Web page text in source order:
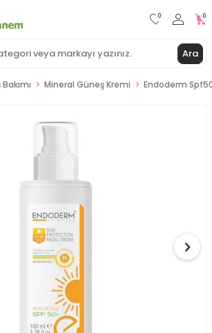
Ara
0 0
Mineral Güneş Kremi Endoderm